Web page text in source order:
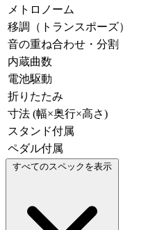
メトロノーム
移調（トランスポーズ）
音の重ね合わせ・分割
内蔵曲数
電池駆動
折りたたみ
寸法 (幅×奥行×高さ)
スタンド付属
ペダル付属
すべてのスペックを表示